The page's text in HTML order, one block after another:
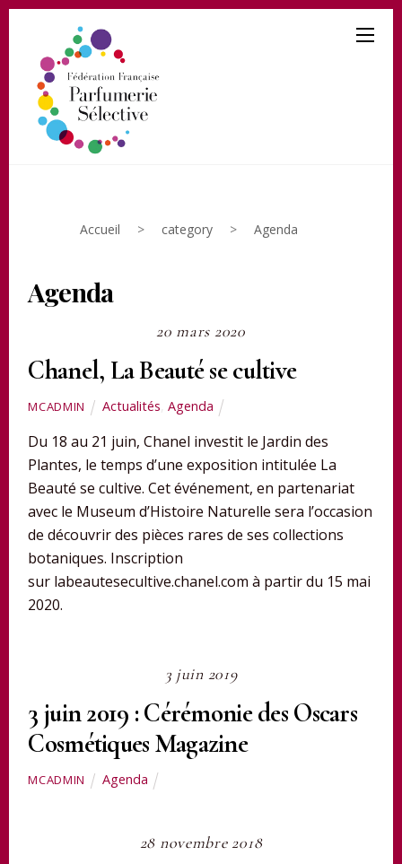
Accueil > category > Agenda
Agenda
20 mars 2020
Chanel, La Beauté se cultive
MCADMIN Actualités Agenda
Du 18 au 21 juin, Chanel investit le Jardin des
Plantes, le temps d’une exposition intitulée La
Beauté se cultive. Cet événement, en partenariat
avec le Museum d’Histoire Naturelle sera l’occasion
de découvrir des pièces rares de ses collections
botaniques. Inscription
sur labeautesecultive.chanel.com à partir du 15 mai
2020.
3 juin 2019
3 juin 2019 : Cérémonie des Oscars
Cosmétiques Magazine
MCADMIN Agenda
28 novembre 2018